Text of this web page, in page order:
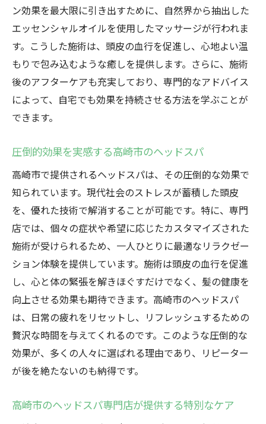
ン効果を最大限に引き出すために、自然界から抽出した
エッセンシャルオイルを使用したマッサージが行われま
す。こうした施術は、頭皮の血行を促進し、心地よい温
もりで包み込むような癒しを提供します。さらに、施術
後のアフターケアも充実しており、専門的なアドバイス
によって、自宅でも効果を持続させる方法を学ぶことが
できます。
圧倒的効果を実感する高崎市のヘッドスパ
高崎市で提供されるヘッドスパは、その圧倒的な効果で
知られています。現代社会のストレスが蓄積した頭皮
を、優れた技術で解消することが可能です。特に、専門
店では、個々の症状や希望に応じたカスタマイズされた
施術が受けられるため、一人ひとりに最適なリラクゼー
ション体験を提供しています。施術は頭皮の血行を促進
し、心と体の緊張を解きほぐすだけでなく、髪の健康を
向上させる効果も期待できます。高崎市のヘッドスパ
は、日常の疲れをリセットし、リフレッシュするための
贅沢な時間を与えてくれるのです。このような圧倒的な
効果が、多くの人々に選ばれる理由であり、リピーター
が後を絶たないのも納得です。
高崎市のヘッドスパ専門店が提供する特別なケア